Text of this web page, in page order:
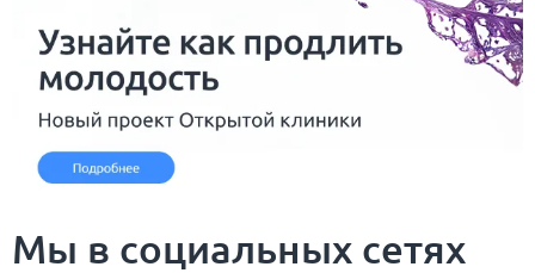
Мы в социальных сетях